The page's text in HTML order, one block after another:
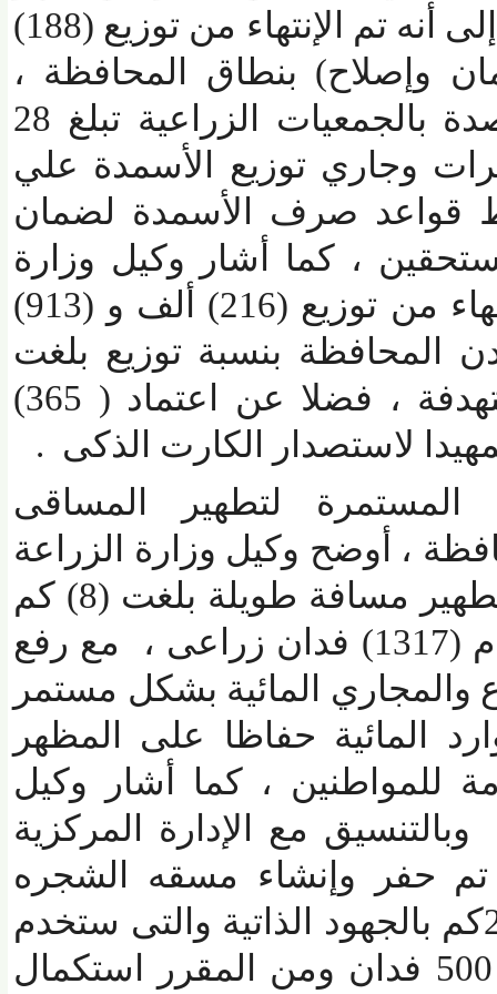
مارس الجارى ، مشيراً إلى أنه تم الإنتهاء من توزيع (188)
وإصلاح) بنطاق المحافظة ،
ومؤكداً علي توافر أرصدة بالجمعيات الزراعية تبلغ 28
وجاري توزيع الأسمدة علي
صرف الأسمدة لضمان
، كما أشار وكيل وزارة
الزراعة إلى أنه تم الإنتهاء من توزيع (216) ألف و (913)
بنسبة توزيع بلغت
75% من الخطة المستهدفة ، فضلا عن اعتماد ( 365)
لتطهير المساقى
، أوضح وكيل وزارة الزراعة
إلى أنه تم الإنتهاء من تطهير مسافة طويلة بلغت (8) كم
و( 550 ) متر والتى تخدم (1317) فدان زراعى ، مع رفع
والمجاري المائية بشكل مستمر
المائية حفاظا على المظهر
للمواطنين، كما أشار وكيل
التنسيق مع الإدارة المركزية
حفر وإنشاء مسقه الشجره
السادات بطول 2كم بالجهود الذاتية والتى ستخدم
مساحة زراعية قدرها 500 فدان ومن المقرر استكمال